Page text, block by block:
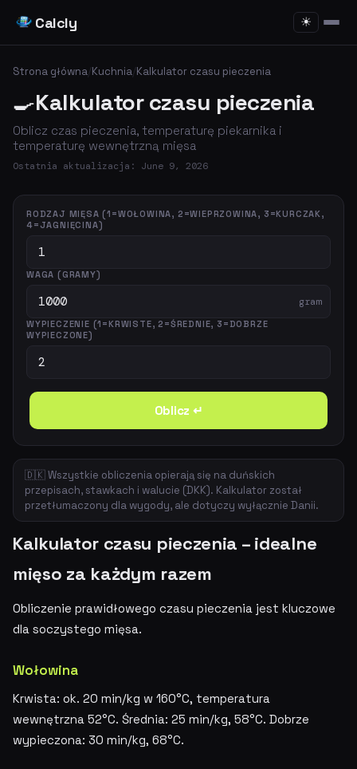
Calcly ☀
Strona główna/Kuchnia/Kalkulator czasu pieczenia
🍳Kalkulator czasu pieczenia
Oblicz czas pieczenia, temperaturę piekarnika i
temperaturę wewnętrzną mięsa
Ostatnia aktualizacja: June 9, 2026
RODZAJ MIĘSA (1=WOŁOWINA, 2=WIEPRZOWINA, 3=KURCZAK,
4=JAGNIĘCINA)
WAGA (GRAMY)
gram
WYPIECZENIE (1=KRWISTE, 2=ŚREDNIE, 3=DOBRZE
WYPIECZONE)
Oblicz ↵
🇩🇰 Wszystkie obliczenia opierają się na duńskich
przepisach, stawkach i walucie (DKK). Kalkulator został
przetłumaczony dla wygody, ale dotyczy wyłącznie Danii.
Kalkulator czasu pieczenia – idealne
mięso za każdym razem
Obliczenie prawidłowego czasu pieczenia jest kluczowe
dla soczystego mięsa.
Wołowina
Krwista: ok. 20 min/kg w 160°C, temperatura
wewnętrzna 52°C. Średnia: 25 min/kg, 58°C. Dobrze
wypieczona: 30 min/kg, 68°C.